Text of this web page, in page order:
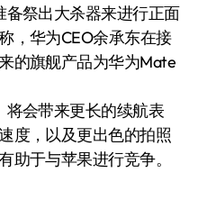
祭出大杀器来进行正面
，华为CEO余承东在接
的旗舰产品为华为Mate
会带来更长的续航表
度，以及更出色的拍照
助于与苹果进行竞争。